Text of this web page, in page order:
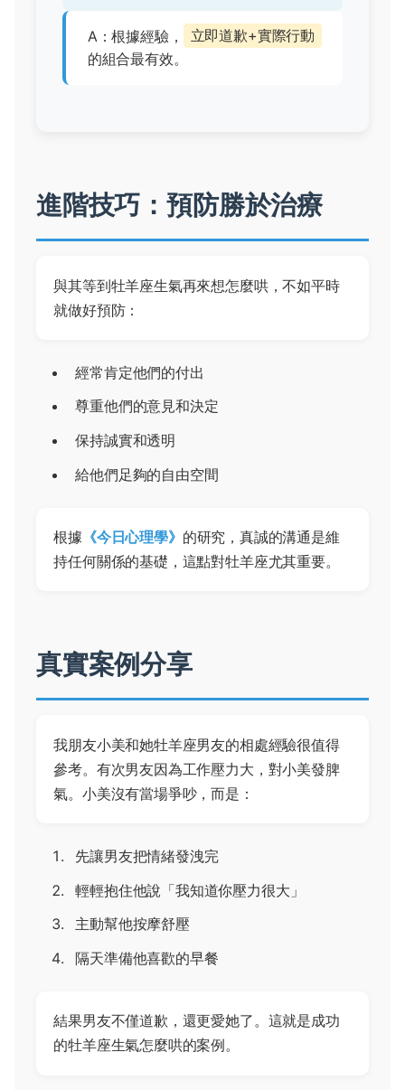
A：根據經驗，
立即道歉+實際行動
的組合最有效。
進階技巧：預防勝於治療
與其等到牡羊座生氣再來想怎麼哄，不如平時
就做好預防：
經常肯定他們的付出
尊重他們的意見和決定
保持誠實和透明
給他們足夠的自由空間
根據 《今日心理學》 的研究，真誠的溝通是維
持任何關係的基礎，這點對牡羊座尤其重要。
真實案例分享
我朋友小美和她牡羊座男友的相處經驗很值得
參考。有次男友因為工作壓力大，對小美發脾
氣。小美沒有當場爭吵，而是：
先讓男友把情緒發洩完
輕輕抱住他說「我知道你壓力很大」
主動幫他按摩舒壓
隔天準備他喜歡的早餐
結果男友不僅道歉，還更愛她了。這就是成功
的牡羊座生氣怎麼哄的案例。